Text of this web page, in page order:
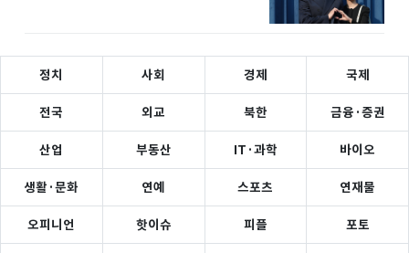
정치 사회 경제 국제
전국 외교 북한 금융·증권
산업 부동산 IT·과학 바이오
생활·문화 연예 스포츠 연재물
오피니언 핫이슈 피플 포토